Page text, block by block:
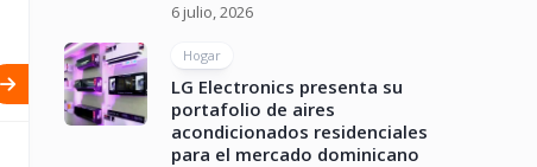
6 julio, 2026
Hogar
LG Electronics presenta su
portafolio de aires
acondicionados residenciales
para el mercado dominicano